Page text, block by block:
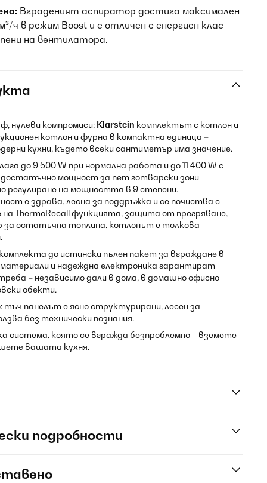
Вграденият аспиратор достига максимален
ч в режим Boost и е отличен с енергиен клас
на вентилатора.
нулеви компромиси: Klarstein комплектът с котлон и
котлон и фурна в компактна единица –
кухни, където всеки сантиметър има значение.
до 9 500 W при нормална работа и до 11 400 W с
мощност за пет готварски зони
регулиране на мощността в 9 степени.
е здрава, лесна за поддръжка и се почиства с
на ThermoRecall функцията, защита от прегряване,
остатъчна топлина, котлонът е толкова
до истински пълен пакет за вграждане в
и надеждна електроника гарантират
– независимо дали в дома, в домашно офисно
обекти.
панелът е ясно структурирани, лесен за
без технически познания.
система, която се вгражда безпроблемно – вземете
вашата кухня.
подробности